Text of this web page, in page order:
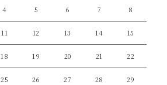
4 5 6 7 8
11 12 13 14 15
18 19 20 21 22
25 26 27 28 29